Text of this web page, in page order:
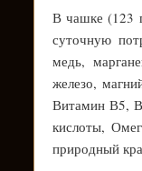
В чашке (123
суточную
медь,
железо,
Витамин В5,
кислоты,
природный